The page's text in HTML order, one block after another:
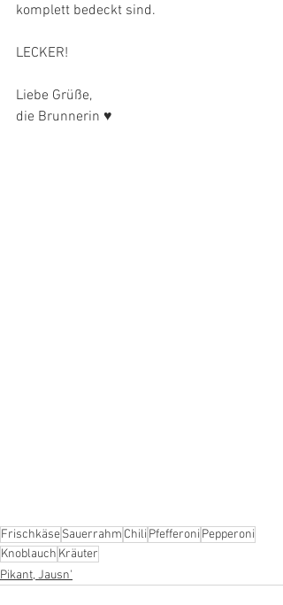
komplett bedeckt sind.
LECKER!
Liebe Grüße,
die Brunnerin ♥
FrischkäseSauerrahm Chili Pfefferoni Pepperoni
Knoblauch Kräuter
Pikant, Jausn'